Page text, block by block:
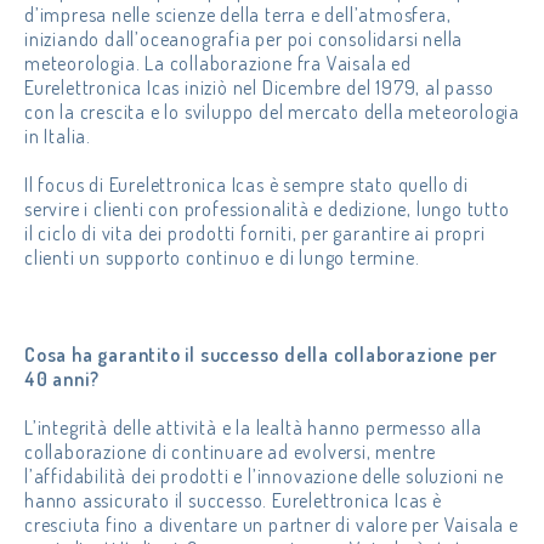
d’impresa nelle scienze della terra e dell’atmosfera,
iniziando dall’oceanografia per poi consolidarsi nella
meteorologia. La collaborazione fra Vaisala ed
Eurelettronica Icas iniziò nel Dicembre del 1979, al passo
con la crescita e lo sviluppo del mercato della meteorologia
in Italia.
Il focus di Eurelettronica Icas è sempre stato quello di
servire i clienti con professionalità e dedizione, lungo tutto
il ciclo di vita dei prodotti forniti, per garantire ai propri
clienti un supporto continuo e di lungo termine.
Cosa ha garantito il successo della collaborazione per
40 anni?
L’integrità delle attività e la lealtà hanno permesso alla
collaborazione di continuare ad evolversi, mentre
l’affidabilità dei prodotti e l’innovazione delle soluzioni ne
hanno assicurato il successo. Eurelettronica Icas è
cresciuta fino a diventare un partner di valore per Vaisala e